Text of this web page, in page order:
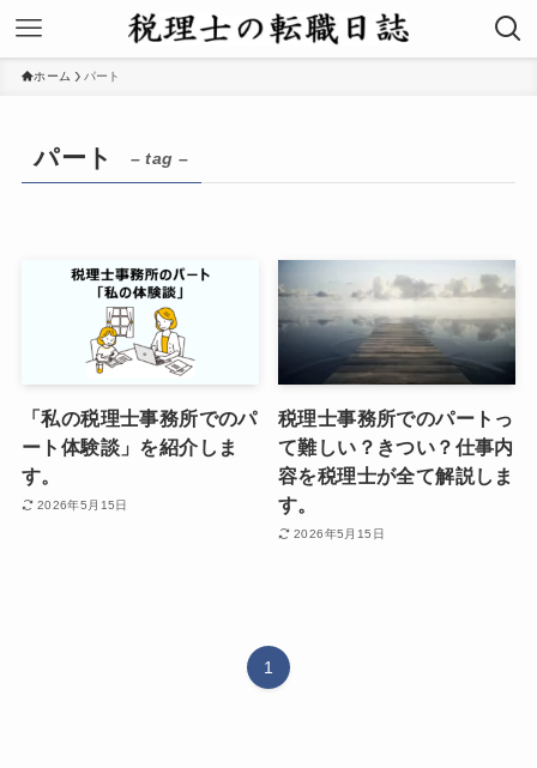
ホーム パート
パート – tag –
「私の税理士事務所でのパ
ート体験談」を紹介しま
す。
2026年5月15日
税理士事務所でのパートっ
て難しい？きつい？仕事内
容を税理士が全て解説しま
す。
2026年5月15日
1